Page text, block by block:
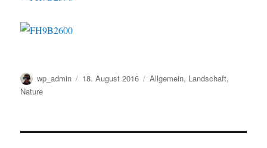
Autor
wp_admin
Veröffentlicht
18. August 2016 Kategorien
Allgemein, Landschaft,
Nature